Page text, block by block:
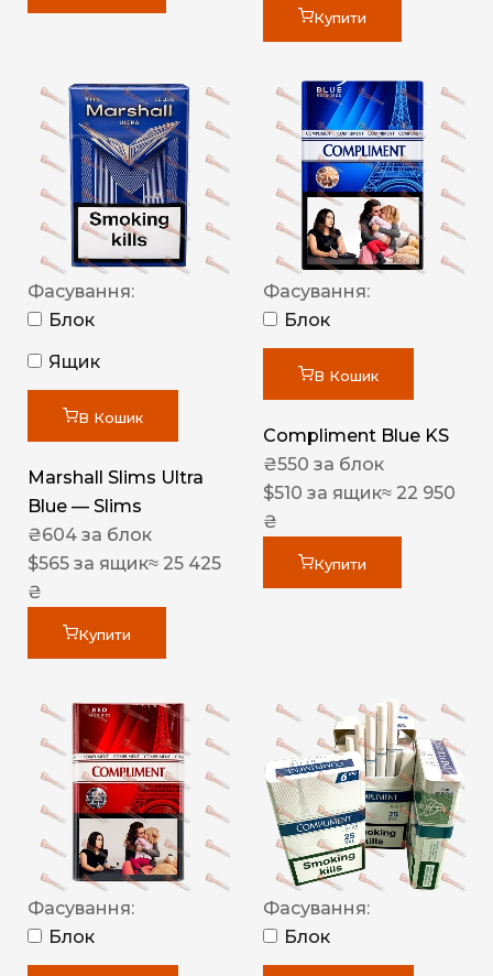
Купити
Фасування:
Блок
Ящик
В Кошик
Marshall Slims Ultra
Blue — Slims
₴604 за блок
$565 за ящик≈ 25 425
₴
Купити
Фасування:
Блок
В Кошик
Compliment Blue KS
₴550 за блок
$510 за ящик≈ 22 950
₴
Купити
Фасування:
Блок
Фасування:
Блок